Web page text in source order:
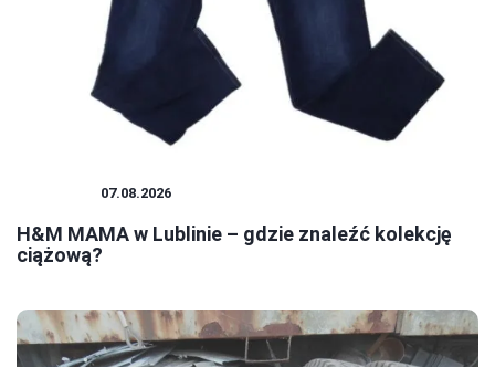
07.08.2026
H&M MAMA w Lublinie – gdzie znaleźć kolekcję
ciążową?